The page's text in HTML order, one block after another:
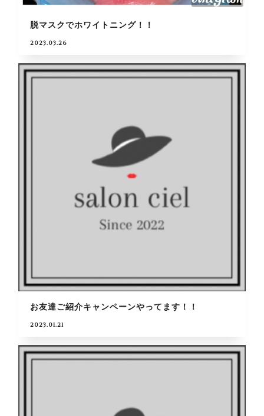
脱マスクでホワイトニング！！
2023.03.26
お友達ご紹介キャンペーンやってます！！
2023.01.21